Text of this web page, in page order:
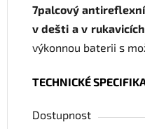
7palcový
v dešti a v rukavicích
výkonnou baterii s
TECHNICKÉ
Dostupnost